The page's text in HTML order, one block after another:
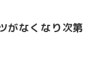
くなり次第